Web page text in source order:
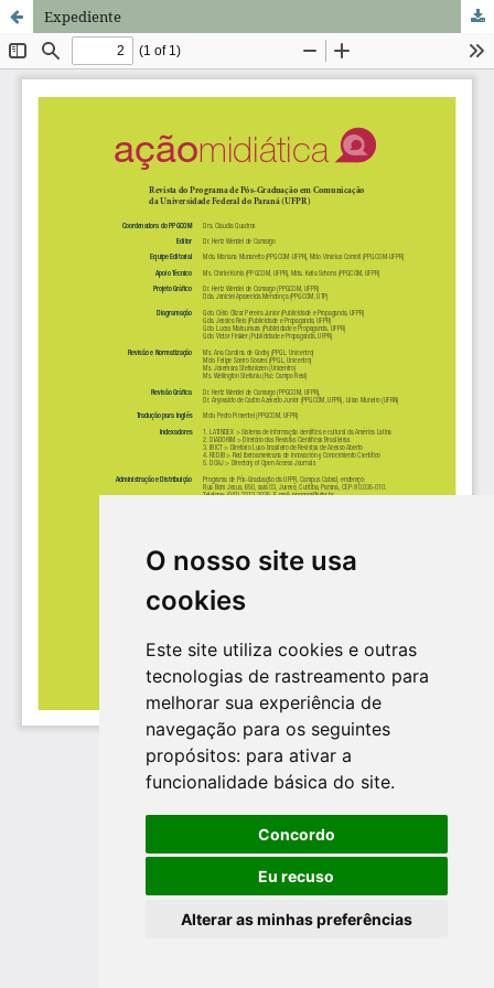
O nosso site usa
cookies
Este site utiliza cookies e outras
tecnologias de rastreamento para
melhorar sua experiência de
navegação para os seguintes
propósitos: para ativar a
funcionalidade básica do site.
Concordo
Eu recuso
Alterar as minhas preferências
Expediente